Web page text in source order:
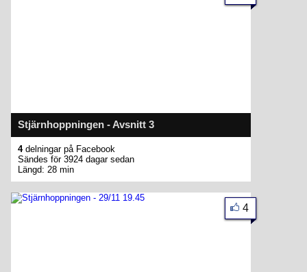
Stjärnhoppningen - Avsnitt 3
4delningar på Facebook
Sändes för 3924 dagar sedan
Längd: 28 min
4